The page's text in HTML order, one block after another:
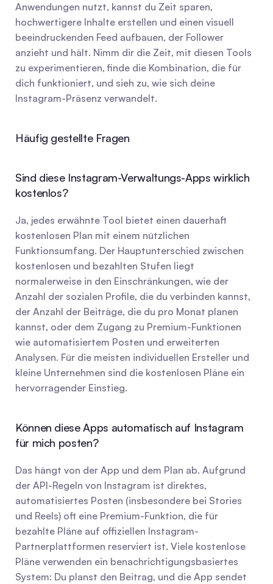
Anwendungen nutzt, kannst du Zeit sparen,
hochwertigere Inhalte erstellen und einen visuell
beeindruckenden Feed aufbauen, der Follower
anzieht und hält. Nimm dir die Zeit, mit diesen Tools
zu experimentieren, finde die Kombination, die für
dich funktioniert, und sieh zu, wie sich deine
Instagram-Präsenz verwandelt.
Häufig gestellte Fragen
Sind diese Instagram-Verwaltungs-Apps wirklich
kostenlos?
Ja, jedes erwähnte Tool bietet einen dauerhaft
kostenlosen Plan mit einem nützlichen
Funktionsumfang. Der Hauptunterschied zwischen
kostenlosen und bezahlten Stufen liegt
normalerweise in den Einschränkungen, wie der
Anzahl der sozialen Profile, die du verbinden kannst,
der Anzahl der Beiträge, die du pro Monat planen
kannst, oder dem Zugang zu Premium-Funktionen
wie automatisiertem Posten und erweiterten
Analysen. Für die meisten individuellen Ersteller und
kleine Unternehmen sind die kostenlosen Pläne ein
hervorragender Einstieg.
Können diese Apps automatisch auf Instagram
für mich posten?
Das hängt von der App und dem Plan ab. Aufgrund
der API-Regeln von Instagram ist direktes,
automatisiertes Posten (insbesondere bei Stories
und Reels) oft eine Premium-Funktion, die für
bezahlte Pläne auf offiziellen Instagram-
Partnerplattformen reserviert ist. Viele kostenlose
Pläne verwenden ein benachrichtigungsbasiertes
System: Du planst den Beitrag, und die App sendet